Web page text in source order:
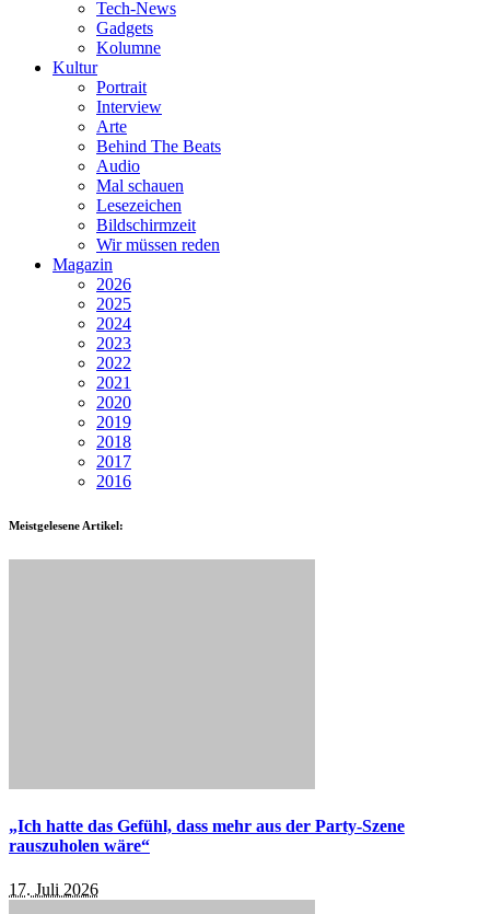
Tech-News
Gadgets
Kolumne
Kultur
Portrait
Interview
Arte
Behind The Beats
Audio
Mal schauen
Lesezeichen
Bildschirmzeit
Wir müssen reden
Magazin
2026
2025
2024
2023
2022
2021
2020
2019
2018
2017
2016
Meistgelesene Artikel:
„Ich hatte das Gefühl, dass mehr aus der Party-Szene
rauszuholen wäre“
17. Juli 2026